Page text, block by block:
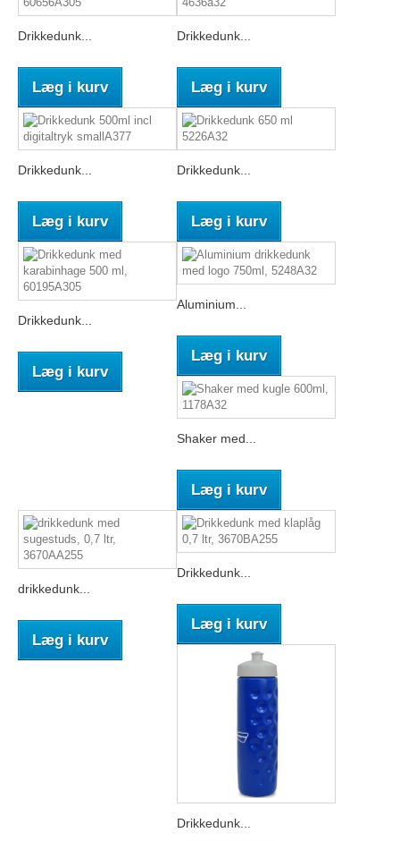
Drikkedunk...
Læg i kurv
Drikkedunk...
Læg i kurv
Drikkedunk...
Læg i kurv
Drikkedunk...
Læg i kurv
Drikkedunk...
Læg i kurv
Aluminium...
Læg i kurv
Shaker med...
Læg i kurv
drikkedunk...
Læg i kurv
Drikkedunk...
Læg i kurv
Drikkedunk...